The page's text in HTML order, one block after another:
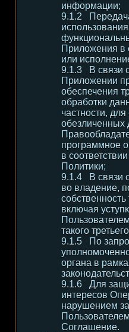
информации;
Приложения в
или
В связи
Приложении
обеспечения
обработки
частности,
обезличенных
программное
в
Политики;
В связи
во владение,
собственность
включая
такого
По
органа в
Для
интересов
нарушением
Соглашение.